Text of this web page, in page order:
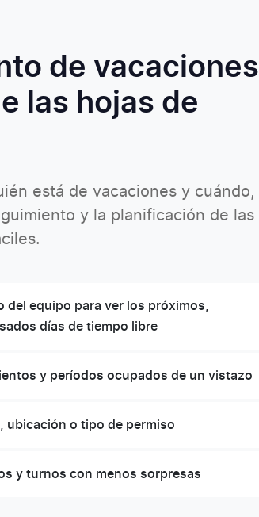
de vacaciones
las hojas de
está de vacaciones y cuándo,
y la planificación de las
del equipo para ver los próximos,
días de tiempo libre
y períodos ocupados de un vistazo
ubicación o tipo de permiso
y turnos con menos sorpresas